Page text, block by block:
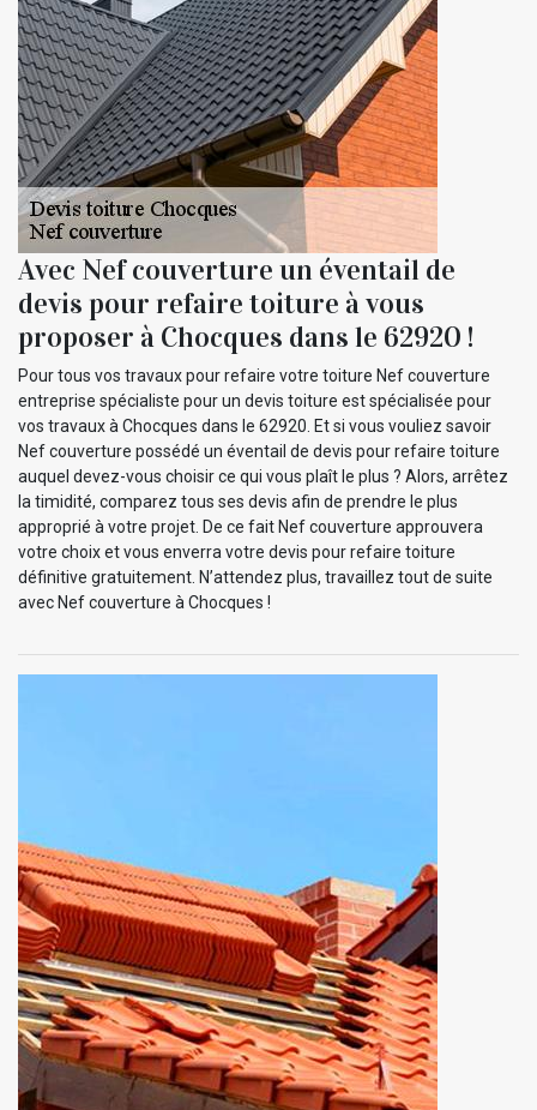
Avec Nef couverture un éventail de
devis pour refaire toiture à vous
proposer à Chocques dans le 62920 !
Pour tous vos travaux pour refaire votre toiture Nef couverture
entreprise spécialiste pour un devis toiture est spécialisée pour
vos travaux à Chocques dans le 62920. Et si vous vouliez savoir
Nef couverture possédé un éventail de devis pour refaire toiture
auquel devez-vous choisir ce qui vous plaît le plus ? Alors, arrêtez
la timidité, comparez tous ses devis afin de prendre le plus
approprié à votre projet. De ce fait Nef couverture approuvera
votre choix et vous enverra votre devis pour refaire toiture
définitive gratuitement. N’attendez plus, travaillez tout de suite
avec Nef couverture à Chocques !